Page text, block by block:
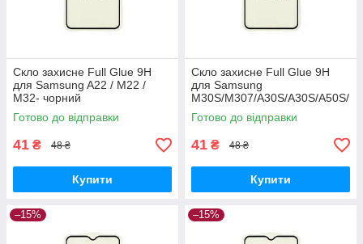
Скло захисне Full Glue 9H
для Samsung A22 / M22 /
M32- чорний
Готово до відправки
41 ₴ 48 ₴
Купити
Скло захисне Full Glue 9H
для Samsung
M30S/M307/A30S/A30S/A50S/
A507- чорний
Готово до відправки
41 ₴ 48 ₴
Купити
–15% –15%